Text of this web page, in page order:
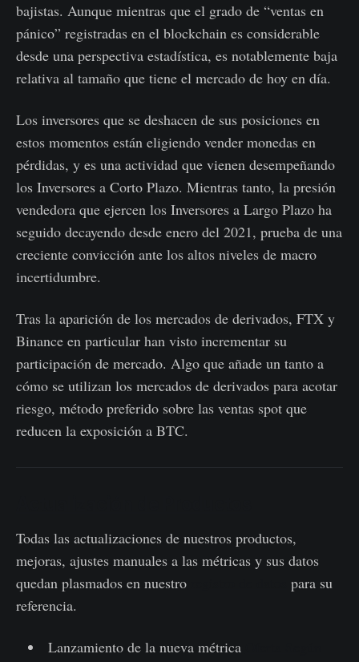
bajistas. Aunque mientras que el grado de “ventas en
pánico” registradas en el blockchain es considerable
desde una perspectiva estadística, es notablemente baja
relativa al tamaño que tiene el mercado de hoy en día.
Los inversores que se deshacen de sus posiciones en
estos momentos están eligiendo vender monedas en
pérdidas, y es una actividad que vienen desempeñando
los Inversores a Corto Plazo. Mientras tanto, la presión
vendedora que ejercen los Inversores a Largo Plazo ha
seguido decayendo desde enero del 2021, prueba de una
creciente convicción ante los altos niveles de macro
incertidumbre.
Tras la aparición de los mercados de derivados, FTX y
Binance en particular han visto incrementar su
participación de mercado. Algo que añade un tanto a
cómo se utilizan los mercados de derivados para acotar
riesgo, método preferido sobre las ventas spot que
reducen la exposición a BTC.
Todas las actualizaciones de nuestros productos,
mejoras, ajustes manuales a las métricas y sus datos
quedan plasmados en nuestro
para su
referencia.
Lanzamiento de la nueva métrica